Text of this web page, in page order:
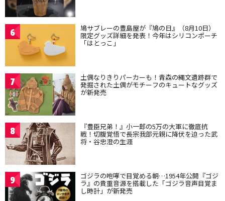
6 鳩サブレーの豊島屋が『鳩の日』（8月10日）
限定グッズ詳細を発表！今年はシリコンポーチ
「はとっこ」
7 土偶なりきりパーカーも！青森の縄文遺跡群で
発掘された土偶がモチーフのキュートなグッズ
が新発売
8 『豊臣兄弟！』小一郎の5万の大軍に徹底抗
戦！切腹覚悟で長宗我部元親に降伏を迫った武
将・谷忠澄の生涯
9 ゴジラの咆哮で目覚める朝…1954年公開『ゴジ
ラ』の貴重音源を搭載した「ゴジラ音声目覚ま
し時計」が新発売